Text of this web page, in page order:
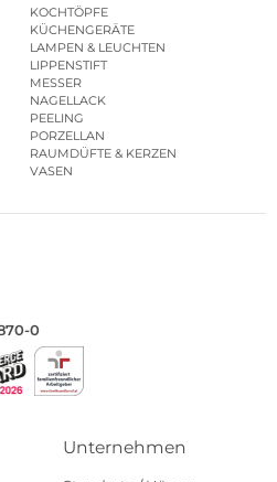
KOCHTÖPFE
KÜCHENGERÄTE
LAMPEN & LEUCHTEN
LIPPENSTIFT
MESSER
NAGELLACK
PEELING
PORZELLAN
RAUMDÜFTE & KERZEN
VASEN
0
Unternehmen